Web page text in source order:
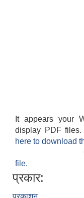
It appears your
display PDF files.
here to download
file.
प्रकार: